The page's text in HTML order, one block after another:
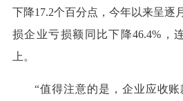
下降17.2个百分点，今年以来呈逐
损企业亏损额同比下降46.4%，
上。
“值得注意的是，企业应收